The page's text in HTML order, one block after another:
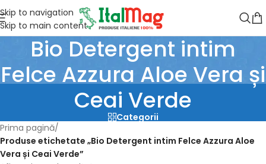
Skip to navigation
Skip to main content
Bio Detergent intim
Felce Azzura Aloe Vera și
Ceai Verde
Categorii
Prima pagină/
Produse etichetate „Bio Detergent intim Felce Azzura Aloe
Vera și Ceai Verde”